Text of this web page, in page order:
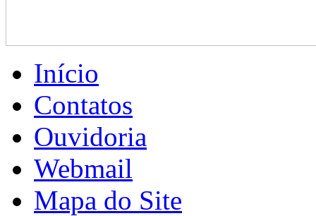
Início
Contatos
Ouvidoria
Webmail
Mapa do Site